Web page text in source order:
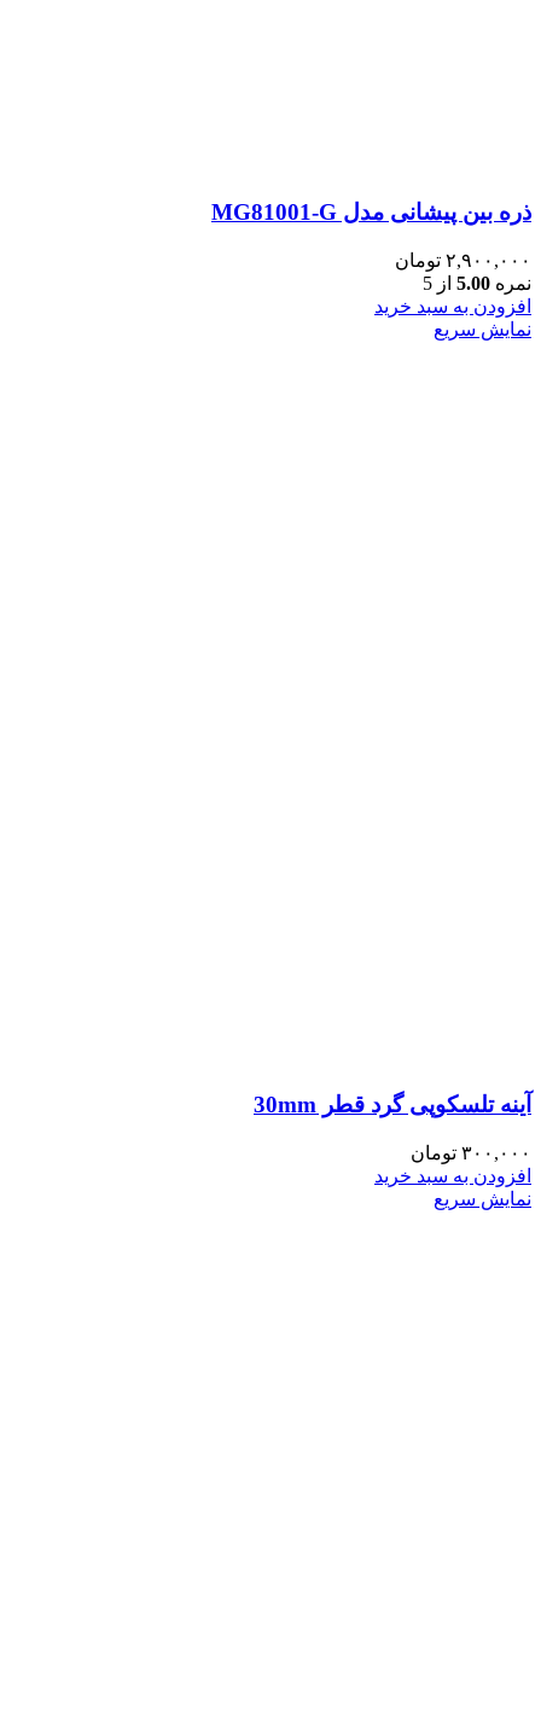
ذره بین پیشانی مدل MG81001-G
۲,۹۰۰,۰۰۰ تومان
نمره 5.00 از 5
افزودن به سبد خرید
نمایش سریع
آینه تلسکوپی گرد قطر 30mm
۳۰۰,۰۰۰ تومان
افزودن به سبد خرید
نمایش سریع